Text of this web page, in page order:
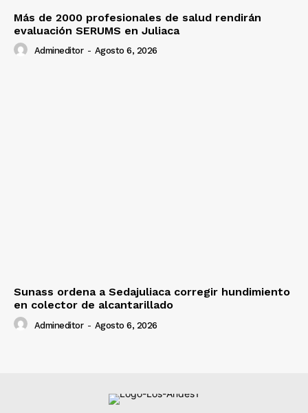
Más de 2000 profesionales de salud rendirán
evaluación SERUMS en Juliaca
Admineditor - Agosto 6, 2026
Sunass ordena a Sedajuliaca corregir hundimiento
en colector de alcantarillado
Admineditor - Agosto 6, 2026